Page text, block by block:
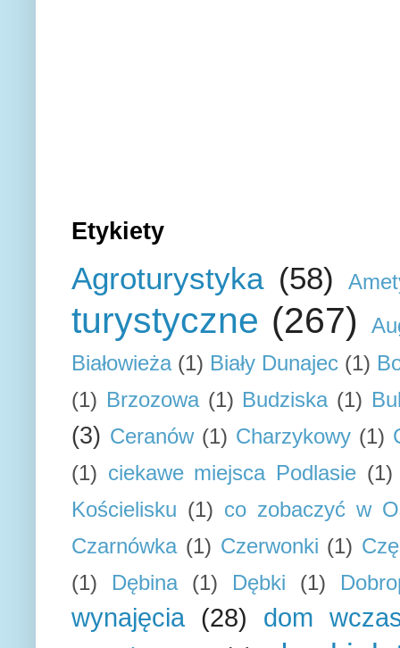
Etykiety
Agroturystyka (58)
turystyczne (267)
Białowieża (1) Biały Dunajec (1)
(1) Brzozowa (1) Budziska (1)
(3) Ceranów (1) Charzykowy (1)
(1) ciekawe miejsca Podlasie (1)
Kościelisku (1) co zobaczyć w
Czarnówka (1) Czerwonki (1)
(1)
Dębina (1) Dębki (1)
wynajęcia (28) dom